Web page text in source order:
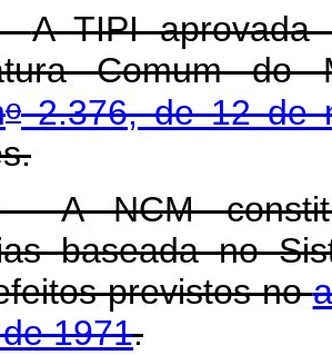
A TIPI
Comum do
o2.376, de 12 de
A NCM
baseada no
previstos no
1971.